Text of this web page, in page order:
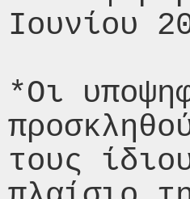
Ιουνίου
*Οι
τους